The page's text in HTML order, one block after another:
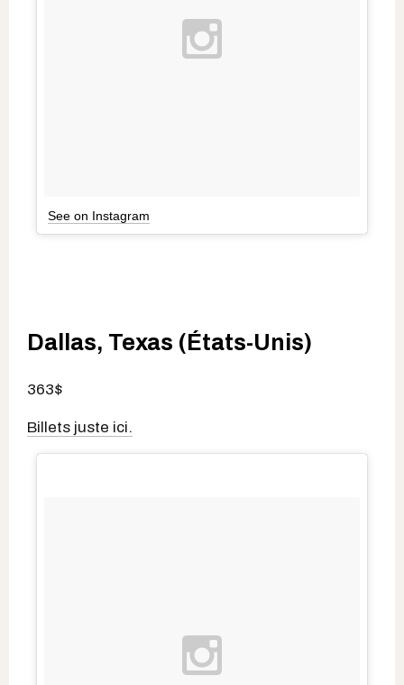
See on Instagram
Dallas, Texas (États-Unis)
363$
Billets juste ici.